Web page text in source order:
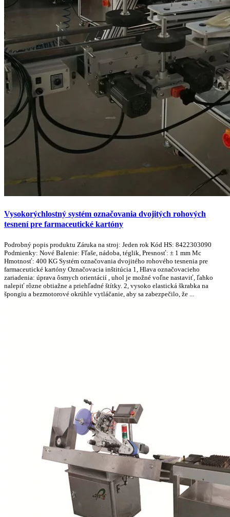
Vysokorýchlostný systém označovania dvojitých rohových
tesnení pre farmaceutické kartóny
Podrobný popis produktu Záruka na stroj: Jeden rok Kód HS: 8422303090
Podmienky: Nové Balenie: Fľaše, nádoba, téglik, Presnosť: ± 1 mm Mc
Hmotnosť: 400 KG Systém označovania dvojitého rohového tesnenia pre
farmaceutické kartóny Označovacia inštitúcia 1, Hlava označovacieho
zariadenia: úprava ôsmych orientácií , uhol je možné voľne nastaviť, ľahko
nalepiť rôzne obtiažne a priehľadné štítky. 2, vysoko elastická škrabka na
špongiu a bezmotorové okrúhle vytláčanie, aby sa zabezpečilo, že ...